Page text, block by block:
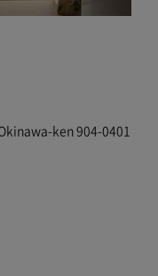
ken 904-0401